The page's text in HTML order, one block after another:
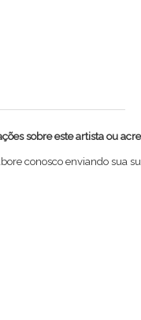
sobre este artista ou
conosco enviando sua